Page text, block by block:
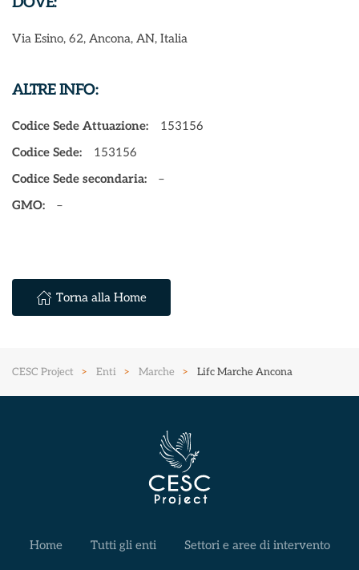
Via Esino, 62, Ancona, AN, Italia
ALTRE INFO:
Codice Sede Attuazione:
153156
Codice Sede:
153156
Codice Sede secondaria:
–
GMO:
–
Torna alla Home
CESC Project Enti Marche Lifc Marche Ancona
Home Tutti gli enti Settori e aree di intervento